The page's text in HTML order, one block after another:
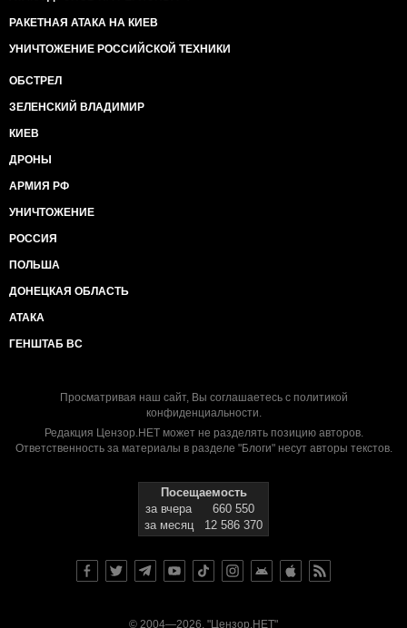
РАКЕТНАЯ АТАКА НА КИЕВ
УНИЧТОЖЕНИЕ РОССИЙСКОЙ ТЕХНИКИ
ОБСТРЕЛ
ЗЕЛЕНСКИЙ ВЛАДИМИР
КИЕВ
ДРОНЫ
АРМИЯ РФ
УНИЧТОЖЕНИЕ
РОССИЯ
ПОЛЬША
ДОНЕЦКАЯ ОБЛАСТЬ
АТАКА
ГЕНШТАБ ВС
Просматривая наш сайт, Вы соглашаетесь с политикой
конфиденциальности.
Редакция Цензор.НЕТ может не разделять позицию авторов.
Ответственность за материалы в разделе "Блоги" несут авторы текстов.
Посещаемость
за вчера
660 550
за месяц
12 586 370
© 2004—2026, "Цензор.НЕТ"